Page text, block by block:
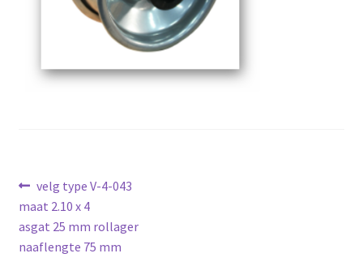
Bericht
navigatie
Vorig
bericht:
velg type V-4-043
maat 2.10 x 4
asgat 25 mm rollager
naaflengte 75 mm